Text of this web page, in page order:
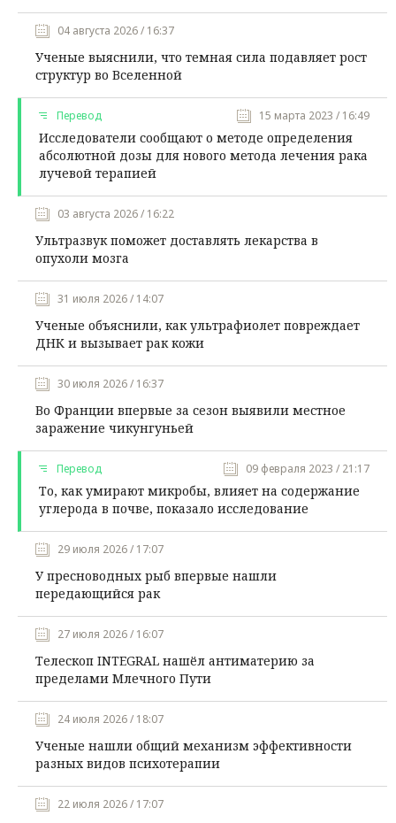
04 августа 2026 / 16:37
Ученые выяснили, что темная сила подавляет рост
структур во Вселенной
Перевод 15 марта 2023 / 16:49
Исследователи сообщают о методе определения
абсолютной дозы для нового метода лечения рака
лучевой терапией
03 августа 2026 / 16:22
Ультразвук поможет доставлять лекарства в
опухоли мозга
31 июля 2026 / 14:07
Ученые объяснили, как ультрафиолет повреждает
ДНК и вызывает рак кожи
30 июля 2026 / 16:37
Во Франции впервые за сезон выявили местное
заражение чикунгуньей
Перевод 09 февраля 2023 / 21:17
То, как умирают микробы, влияет на содержание
углерода в почве, показало исследование
29 июля 2026 / 17:07
У пресноводных рыб впервые нашли
передающийся рак
27 июля 2026 / 16:07
Телескоп INTEGRAL нашёл антиматерию за
пределами Млечного Пути
24 июля 2026 / 18:07
Ученые нашли общий механизм эффективности
разных видов психотерапии
22 июля 2026 / 17:07